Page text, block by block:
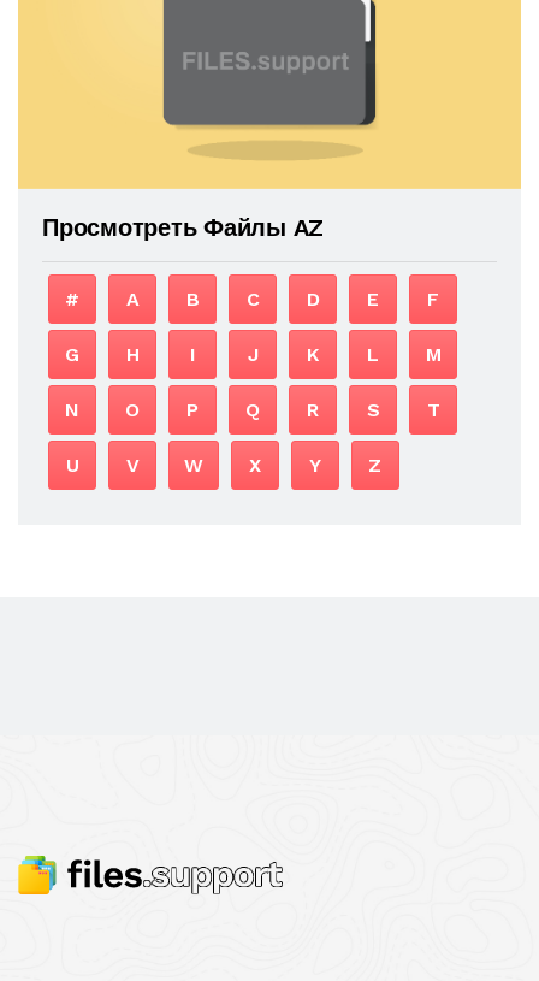
Просмотреть Файлы AZ
# A B C D E F
G H I J K L M
N O P Q R S T
U V W X Y Z